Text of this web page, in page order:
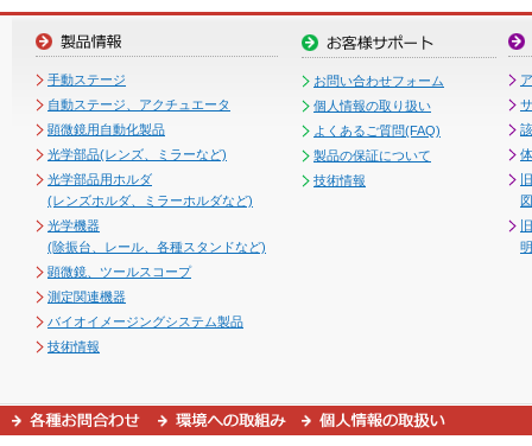
手動ステージ
自動ステージ、アクチュエータ
顕微鏡用自動化製品
光学部品(レンズ、ミラーなど)
光学部品用ホルダ
(レンズホルダ、ミラーホルダなど)
光学機器
(除振台、レール、各種スタンドなど)
顕微鏡、ツールスコープ
測定関連機器
バイオイメージングシステム製品
技術情報
お問い合わせフォーム
個人情報の取り扱い
よくあるご質問(FAQ)
製品の保証について
技術情報